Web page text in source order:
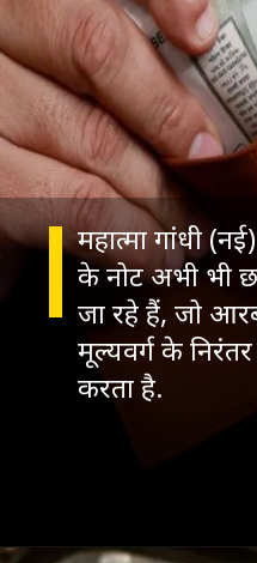
महात्मा गांधी
के नोट अभी भी
जा रहे हैं, जो
मूल्यवर्ग के
करता है.